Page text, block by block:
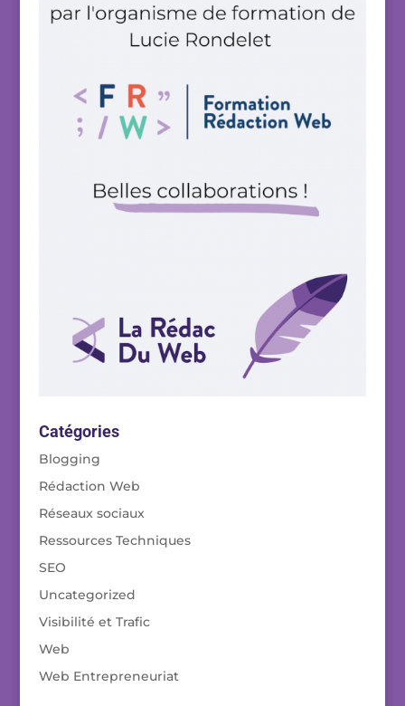
Catégories
Blogging
Rédaction Web
Réseaux sociaux
Ressources Techniques
SEO
Uncategorized
Visibilité et Trafic
Web
Web Entrepreneuriat